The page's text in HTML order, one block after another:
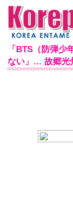
「BTS（防弾少
ない」… 故郷光